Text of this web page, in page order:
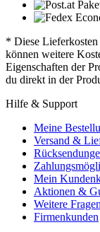
* Diese Lieferkosten
können weitere
Eigenschaften der
du direkt in der
Hilfe & Support
Meine
Versand &
Mein
Aktionen &
Weitere
Firmenkunden